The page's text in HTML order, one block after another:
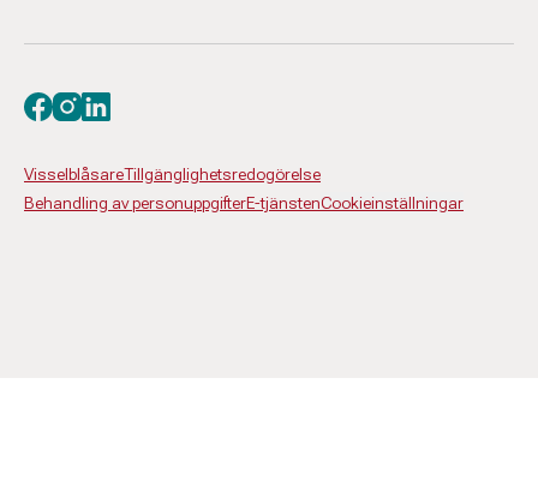
VisselblåsareTillgänglighetsredogörelse
Behandling av personuppgifterE-tjänstenCookieinställningar
Besök oss på facebook
Besök oss på instagram
Besök oss på linkedin